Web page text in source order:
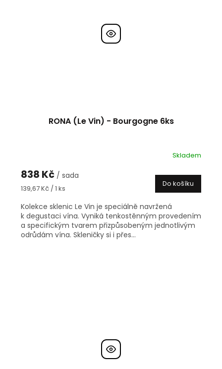
RONA (Le Vin) - Bourgogne 6ks
Skladem
838 Kč / sada
Měrná
139,67 Kč / 1 ks
Do košíku
Kolekce sklenic Le Vin je speciálně navržená
k degustaci vína. Vyniká tenkostěnným provedením
a specifickým tvarem přizpůsobeným jednotlivým
odrůdám vína. Skleničky si i přes...